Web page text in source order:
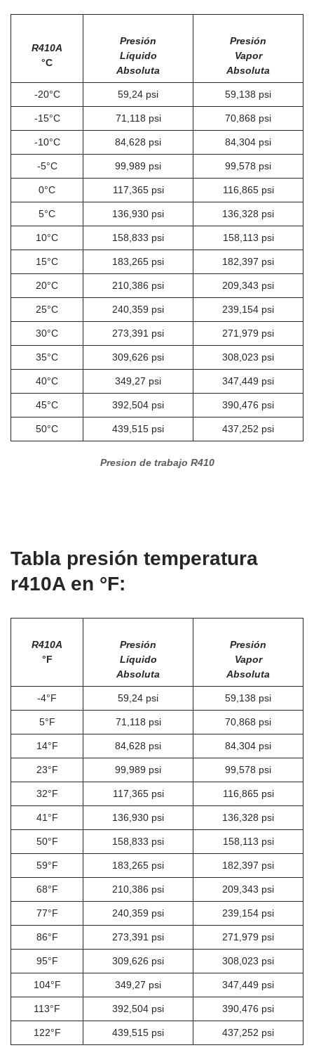
R410A
°C
Presión
Líquido
Absoluta
Presión
Vapor
Absoluta
-20°C 59,24 psi 59,138 psi
-15°C 71,118 psi 70,868 psi
-10°C 84,628 psi 84,304 psi
-5°C 99,989 psi 99,578 psi
0°C 117,365 psi 116,865 psi
5°C 136,930 psi 136,328 psi
10°C 158,833 psi 158,113 psi
15°C 183,265 psi 182,397 psi
20°C 210,386 psi 209,343 psi
25°C 240,359 psi 239,154 psi
30°C 273,391 psi 271,979 psi
35°C 309,626 psi 308,023 psi
40°C 349,27 psi 347,449 psi
45°C 392,504 psi 390,476 psi
50°C 439,515 psi 437,252 psi
Presion de trabajo R410
Tabla presión temperatura
r410A en °F:
R410A
°F
Presión
Líquido
Absoluta
Presión
Vapor
Absoluta
-4°F 59,24 psi 59,138 psi
5°F 71,118 psi 70,868 psi
14°F 84,628 psi 84,304 psi
23°F 99,989 psi 99,578 psi
32°F 117,365 psi 116,865 psi
41°F 136,930 psi 136,328 psi
50°F 158,833 psi 158,113 psi
59°F 183,265 psi 182,397 psi
68°F 210,386 psi 209,343 psi
77°F 240,359 psi 239,154 psi
86°F 273,391 psi 271,979 psi
95°F 309,626 psi 308,023 psi
104°F 349,27 psi 347,449 psi
113°F 392,504 psi 390,476 psi
122°F 439,515 psi 437,252 psi